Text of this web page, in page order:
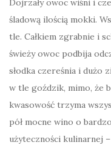
śladową ilością mokki.
tle. Całkiem zgrabnie i
świeży owoc podbija
słodka czereśnia i dużo
w tle goździk, mimo, że
kwasowość trzyma
pół mocne wino o
użyteczności kulinarnej